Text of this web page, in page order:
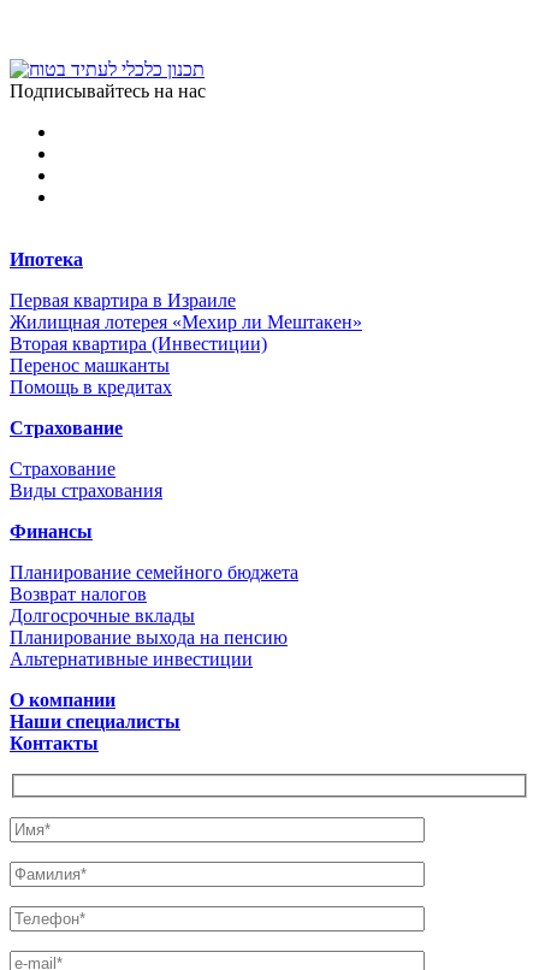
Подписывайтесь на нас
Ипотека
Первая квартира в Израиле
Жилищная лотерея «Мехир ли Мештакен»
Вторая квартира (Инвестиции)
Перенос машканты
Помощь в кредитах
Страхование
Страхование
Виды страхования
Финансы
Планирование семейного бюджета
Возврат налогов
Долгосрочные вклады
Планирование выхода на пенсию
Альтернативные инвестиции
О компании
Наши специалисты
Контакты